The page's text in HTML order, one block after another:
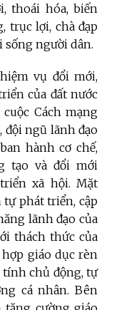
thoái hóa, biến
trục lợi, chà đạp
người dân.
vụ đổi mới,
của đất nước
Cách mạng
đội ngũ lãnh đạo
hành cơ chế,
tạo và đổi mới
xã hội. Mặt
tự phát triển, cập
lãnh đạo của
thách thức của
giáo dục rèn
chủ động, tự
cá nhân. Bên